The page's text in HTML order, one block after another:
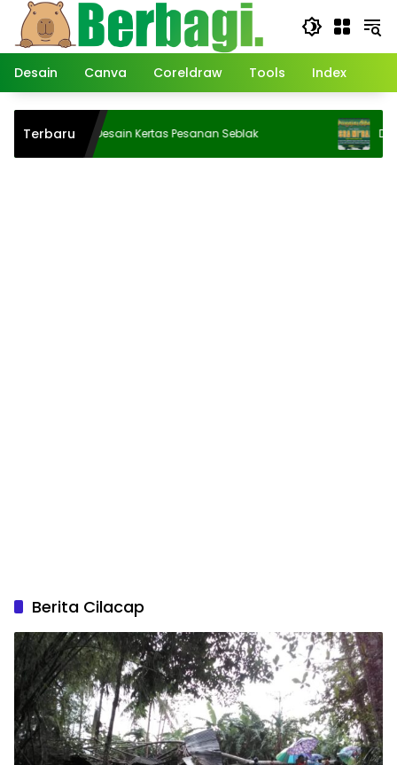
Langsung
konten
Desain
Canva Coreldraw Tools Index
TerbaruDesain Kertas Pesanan Seblak Desain
Berita Cilacap